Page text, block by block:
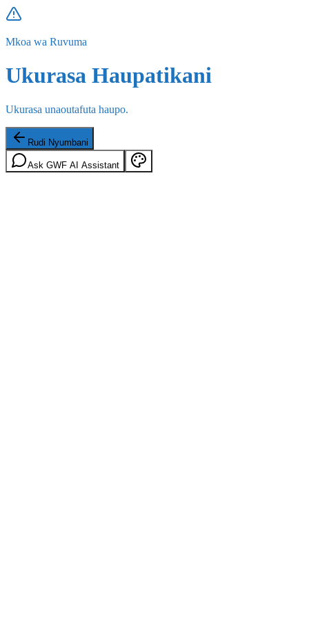
Mkoa wa Ruvuma
Ukurasa Haupatikani
Ukurasa unaoutafuta haupo.
Rudi Nyumbani
Ask GWF AI Assistant